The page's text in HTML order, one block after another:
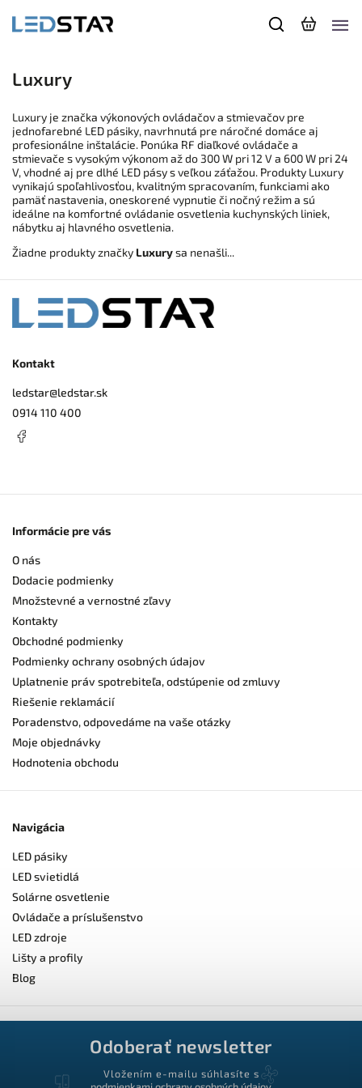
Luxury
Luxury je značka výkonových ovládačov a stmievačov pre
jednofarebné LED pásiky, navrhnutá pre náročné domáce aj
profesionálne inštalácie. Ponúka RF diaľkové ovládače a
stmievače s vysokým výkonom až do 300 W pri 12 V a 600 W pri 24
V, vhodné aj pre dlhé LED pásy s veľkou záťažou. Produkty Luxury
vynikajú spoľahlivosťou, kvalitným spracovaním, funkciami ako
pamäť nastavenia, oneskorené vypnutie či nočný režim a sú
ideálne na komfortné ovládanie osvetlenia kuchynských liniek,
nábytku aj hlavného osvetlenia.
Žiadne produkty značky Luxurysa nenašli...
Kontakt
ledstar@ledstar.sk
0914 110 400
Informácie pre vás
O nás
Dodacie podmienky
Množstevné a vernostné zľavy
Kontakty
Obchodné podmienky
Podmienky ochrany osobných údajov
Uplatnenie práv spotrebiteľa, odstúpenie od zmluvy
Riešenie reklamácií
Poradenstvo, odpovedáme na vaše otázky
Moje objednávky
Hodnotenia obchodu
Navigácia
LED pásiky
LED svietidlá
Solárne osvetlenie
Ovládače a príslušenstvo
LED zdroje
Lišty a profily
Blog
Odoberať newsletter
Vložením e-mailu súhlasíte s